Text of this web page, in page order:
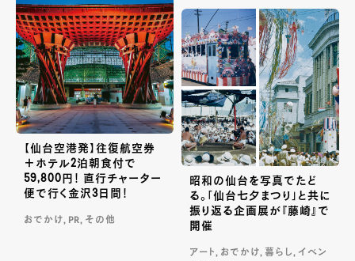
【仙台空港発】往復航空券
＋ホテル2泊朝食付で
59,800円！ 直行チャーター
便で行く金沢3日間！
おでかけ, PR, その他
昭和の仙台を写真でたど
る。「仙台七夕まつり」と共に
振り返る企画展が『藤崎』で
開催
アート, おでかけ, 暮らし, イベン